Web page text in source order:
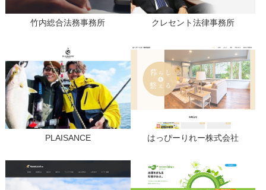
竹内総合法務事務所 クレセント法律事務所
PLAISANCE はっぴーりれー株式会社